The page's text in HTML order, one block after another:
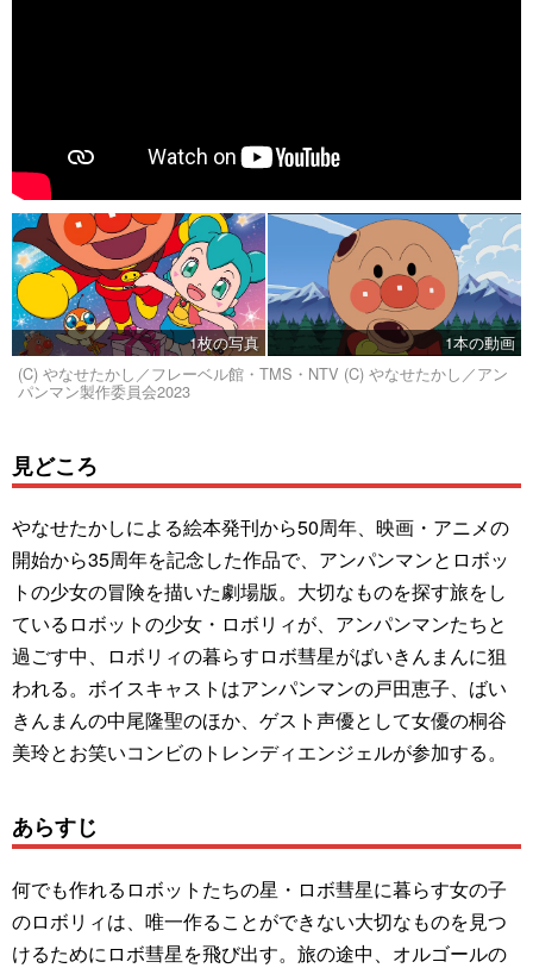
1枚の写真
1本の動画
(C) やなせたかし／フレーベル館・TMS・NTV (C) やなせたかし／アン
パンマン製作委員会2023
見どころ
やなせたかしによる絵本発刊から50周年、映画・アニメの
開始から35周年を記念した作品で、アンパンマンとロボッ
トの少女の冒険を描いた劇場版。大切なものを探す旅をし
ているロボットの少女・ロボリィが、アンパンマンたちと
過ごす中、ロボリィの暮らすロボ彗星がばいきんまんに狙
われる。ボイスキャストはアンパンマンの戸田恵子、ばい
きんまんの中尾隆聖のほか、ゲスト声優として女優の桐谷
美玲とお笑いコンビのトレンディエンジェルが参加する。
あらすじ
何でも作れるロボットたちの星・ロボ彗星に暮らす女の子
のロボリィは、唯一作ることができない大切なものを見つ
けるためにロボ彗星を飛び出す。旅の途中、オルゴールの